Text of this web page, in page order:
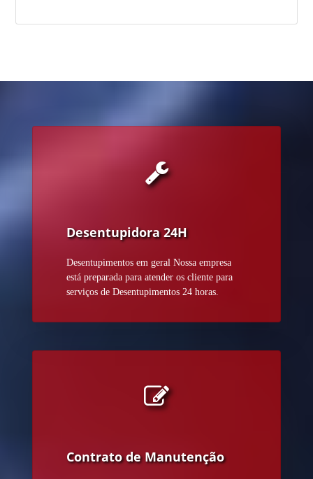
Desentupidora 24H
Desentupimentos em geral Nossa empresa
está preparada para atender os cliente para
serviços de Desentupimentos 24 horas.
Contrato de Manutenção